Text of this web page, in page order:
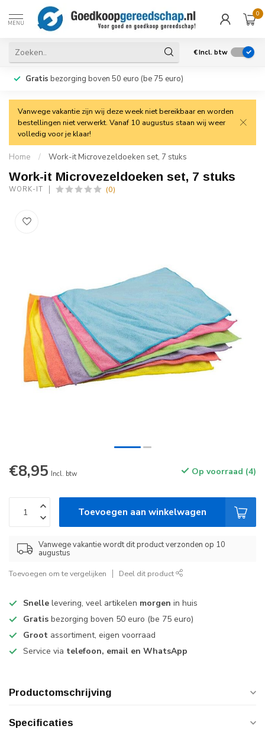
MENU
0
€Incl. btw
Gratis bezorging boven 50 euro (be 75 euro)
Vanwege vakantie zijn wij deze week niet bereikbaar en worden
bestellingen niet verwerkt. Vanaf 10 augustus staan wij weer
volledig voor je klaar!
Home / Work-it Microvezeldoeken set, 7 stuks
Work-it Microvezeldoeken set, 7 stuks
WORK-IT (0)
€8,95 Incl. btw Op voorraad (4)
Toevoegen aan winkelwagen
Vanwege vakantie wordt dit product verzonden op 10
augustus
Toevoegen om te vergelijken Deel dit product
Snelle levering, veel artikelen morgen in huis
Gratis bezorging boven 50 euro (be 75 euro)
Groot assortiment, eigen voorraad
Service via telefoon, email en WhatsApp
Productomschrijving
Specificaties